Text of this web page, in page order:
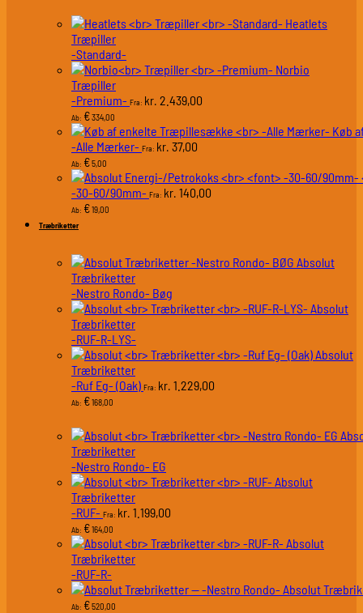
Heatlets
Træpiller
-Standard-
Norbio
Træpiller
-Premium- Fra: kr. 2.439,00
Ab: €334,00
Køb
-Alle Mærker- Fra: kr. 37,00
Ab: €5,00
-30-60/90mm- Fra: kr. 140,00
Ab: €19,00
Træbriketter
Absolut
Træbriketter
-Nestro Rondo- Bøg
Absolut
Træbriketter
-RUF-R-LYS-
Absolut
Træbriketter
-Ruf Eg- (Oak) Fra: kr. 1.229,00
Ab: €168,00
Træbriketter
-Nestro Rondo- EG
Absolut
Træbriketter
-RUF- Fra: kr. 1.199,00
Ab: €164,00
Absolut
Træbriketter
-RUF-R-
Absolut
Ab: €520,00